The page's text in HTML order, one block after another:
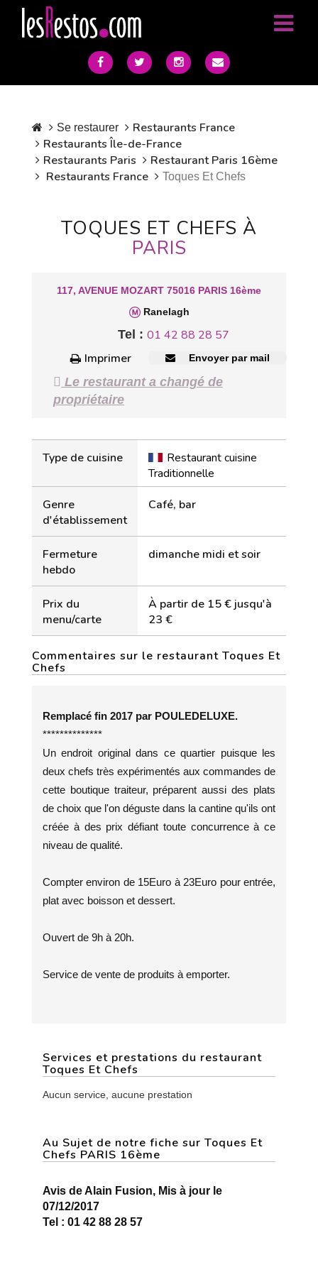
Se restaurer
Restaurants France
Restaurants Île-de-France
Restaurants Paris
Restaurant Paris 16ème
Restaurants France
Toques Et Chefs
TOQUES ET CHEFS À
PARIS
117, AVENUE MOZART 75016 PARIS 16ème
Ranelagh
Tel : 01 42 88 28 57
Imprimer
Envoyer par mail
Le restaurant a changé de
propriétaire
Type de cuisine
Restaurant cuisine
Traditionnelle
Genre
d'établissement
Café, bar
Fermeture
hebdo
dimanche midi et soir
Prix du
menu/carte
À partir de 15 € jusqu'à
23 €
Commentaires sur le restaurant Toques Et
Chefs
Remplacé fin 2017 par POULEDELUXE.
**************
Un endroit original dans ce quartier puisque les
deux chefs très expérimentés aux commandes de
cette boutique traiteur, préparent aussi des plats
de choix que l'on déguste dans la cantine qu'ils ont
créée à des prix défiant toute concurrence à ce
niveau de qualité.
Compter environ de 15Euro à 23Euro pour entrée,
plat avec boisson et dessert.
Ouvert de 9h à 20h.
Service de vente de produits à emporter.
Services et prestations du restaurant
Toques Et Chefs
Aucun service, aucune prestation
Au Sujet de notre fiche sur Toques Et
Chefs PARIS 16ème
Avis de Alain Fusion, Mis à jour le
07/12/2017
Tel : 01 42 88 28 57